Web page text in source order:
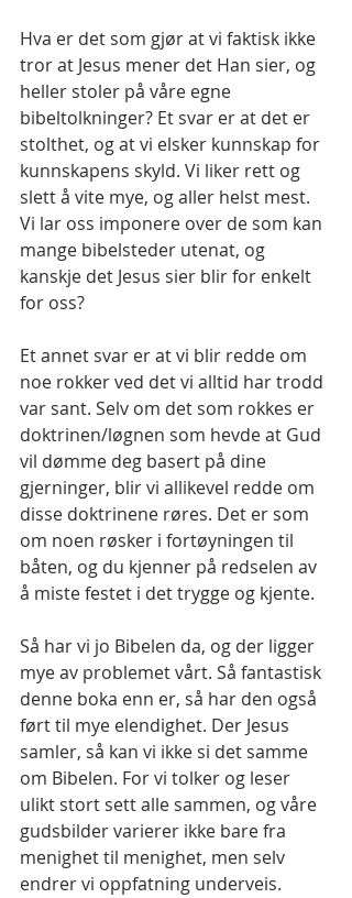
Hva er det som gjør at vi faktisk ikke
tror at Jesus mener det Han sier, og
heller stoler på våre egne
bibeltolkninger? Et svar er at det er
stolthet, og at vi elsker kunnskap for
kunnskapens skyld. Vi liker rett og
slett å vite mye, og aller helst mest.
Vi lar oss imponere over de som kan
mange bibelsteder utenat, og
kanskje det Jesus sier blir for enkelt
for oss?
Et annet svar er at vi blir redde om
noe rokker ved det vi alltid har trodd
var sant. Selv om det som rokkes er
doktrinen/løgnen som hevde at Gud
vil dømme deg basert på dine
gjerninger, blir vi allikevel redde om
disse doktrinene røres. Det er som
om noen røsker i fortøyningen til
båten, og du kjenner på redselen av
å miste festet i det trygge og kjente.
Så har vi jo Bibelen da, og der ligger
mye av problemet vårt. Så fantastisk
denne boka enn er, så har den også
ført til mye elendighet. Der Jesus
samler, så kan vi ikke si det samme
om Bibelen. For vi tolker og leser
ulikt stort sett alle sammen, og våre
gudsbilder varierer ikke bare fra
menighet til menighet, men selv
endrer vi oppfatning underveis.